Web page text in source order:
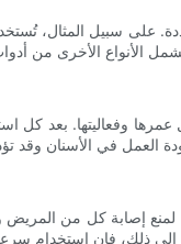
سبيل المثال،
وفعاليتها. بعد كل
إصابة كل من المريض